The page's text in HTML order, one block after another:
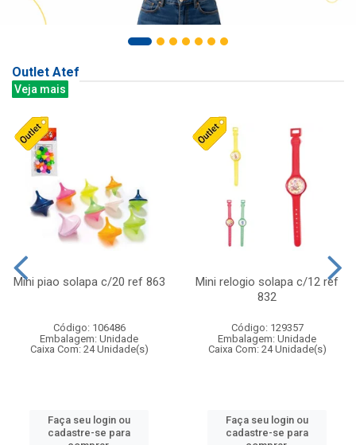
Outlet Atef
Veja mais
Mini piao solapa c/20 ref 863
Código: 106486
Embalagem: Unidade
Caixa Com: 24 Unidade(s)
Faça seu login ou
cadastre-se para
Mini relogio solapa c/12 ref
832
Código: 129357
Embalagem: Unidade
Caixa Com: 24 Unidade(s)
Faça seu login ou
cadastre-se para